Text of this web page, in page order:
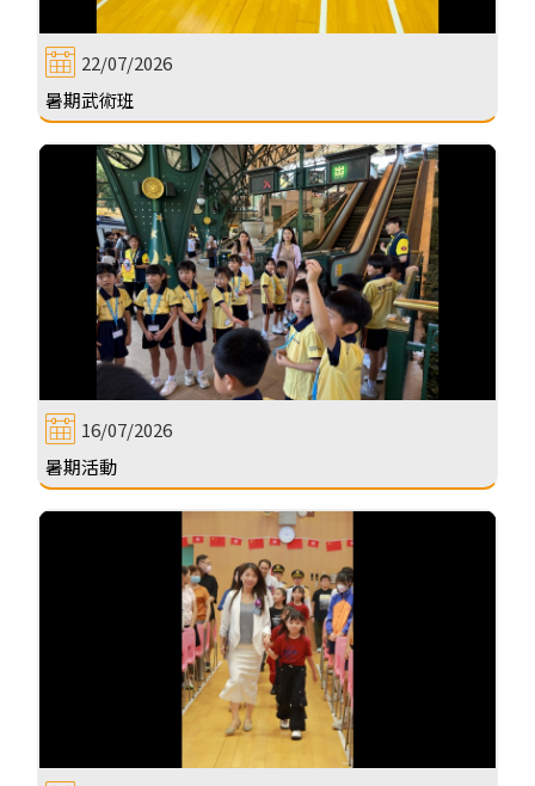
22/07/2026
暑期武術班
16/07/2026
暑期活動